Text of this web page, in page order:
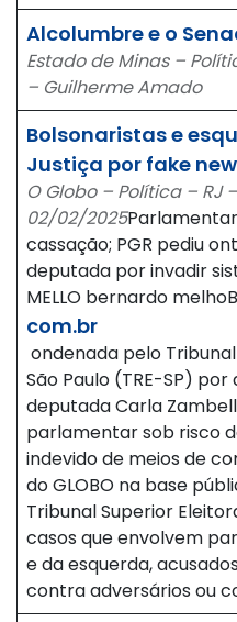
Alcolumbre e o
Estado de Minas –
– Guilherme Amado
Bolsonaristas e
Justiça por fake
O Globo – Política – RJ
02/02/2025
cassação; PGR pediu
deputada por invadir
MELLO bernardo
com.br
ondenada pelo
São Paulo (TRE-SP)
deputada Carla
parlamentar sob risco
indevido de meios de
do GLOBO na base
Tribunal Superior
casos que envolvem
e da esquerda,
contra adversários ou